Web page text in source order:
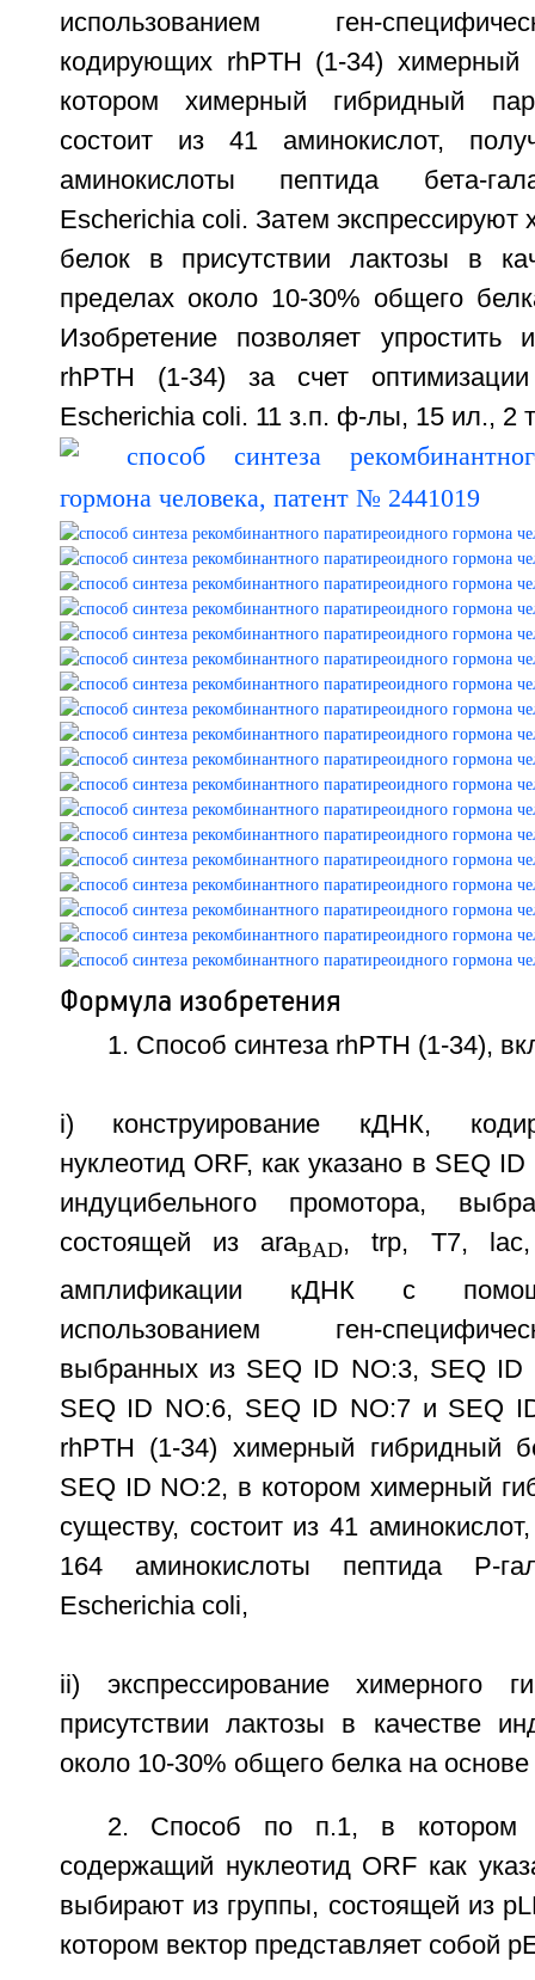
использованием ген-
кодирующих rhPTH (1-34) химерный
котором химерный гибридный
состоит из 41 аминокислот,
аминокислоты пептида бета-
Escherichia coli. Затем
белок в присутствии лактозы в
пределах около 10-30% общего
Изобретение позволяет упростить
rhPTH (1-34) за счет
Escherichia coli. 11 з.п. ф-лы, 15 ил., 2
Формула изобретения
1. Способ синтеза rhPTH (1-34),
i) конструирование кДНК,
нуклеотид ORF, как указано в SEQ
индуцибельного промотора,
состоящей из araBAD, trp, T7,
амплификации кДНК с
использованием ген-
выбранных из SEQ ID NO:3, SEQ ID
SEQ ID NO:6, SEQ ID NO:7 и SEQ
rhPTH (1-34) химерный гибридный
SEQ ID NO:2, в котором химерный
существу, состоит из 41
164 аминокислоты пептида Р-
Escherichia coli,
ii) экспрессирование химерного
присутствии лактозы в качестве
около 10-30% общего белка на
2. Способ по п.1, в котором
содержащий нуклеотид ORF как
выбирают из группы, состоящей из
котором вектор представляет собой